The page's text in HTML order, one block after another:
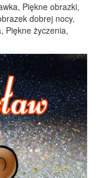
Piękne obrazki,
dobrej nocy,
Piękne życzenia,